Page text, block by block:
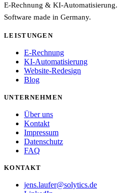
E-Rechnung & KI-Automatisierung.
Software made in Germany.
LEISTUNGEN
E-Rechnung
KI-Automatisierung
Website-Redesign
Blog
UNTERNEHMEN
Über uns
Kontakt
Impressum
Datenschutz
FAQ
KONTAKT
jens.laufer@solytics.de